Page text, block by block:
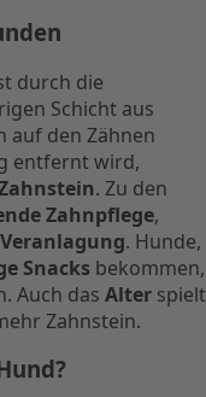
durch die
Schicht aus
auf den Zähnen
entfernt wird,
. Zu den
Zahnpflege,
. Hunde,
Snacks bekommen,
Auch das Alter spielt
Zahnstein.